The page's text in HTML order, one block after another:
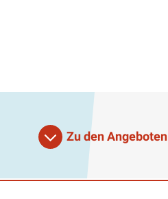
Zu den Angeboten